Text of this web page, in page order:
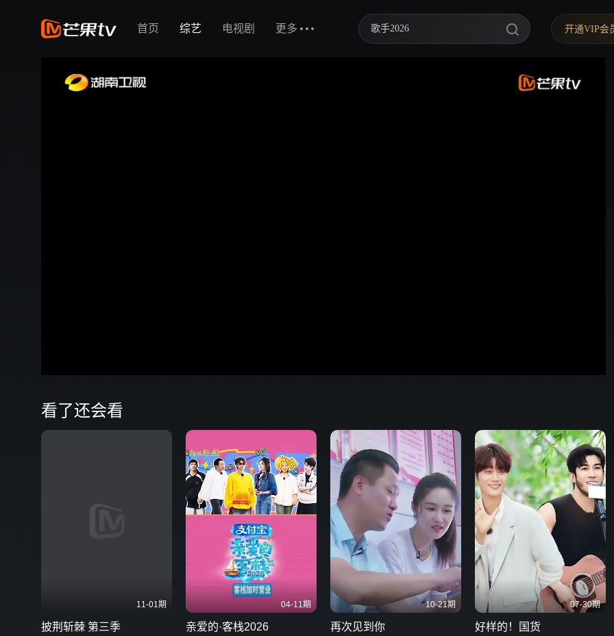
首页 综艺 电视剧 更多 歌手2026 开通VIP会
看了还会看
11-01期
披荆斩棘 第三季
04-11期
亲爱的·客栈2026
10-21期
再次见到你
07-30期
好样的！国货